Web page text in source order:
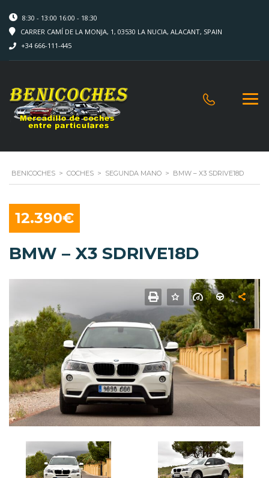
8:30 - 13:00 16:00 - 18:30
CARRER CAMÍ DE LA MONJA, 1, 03530 LA NUCIA, ALACANT, SPAIN
+34 666-111-445
BENICOCHES > COCHES > SEGUNDA MANO > BMW – X3 SDRIVE18D
12.390€
BMW – X3 SDRIVE18D